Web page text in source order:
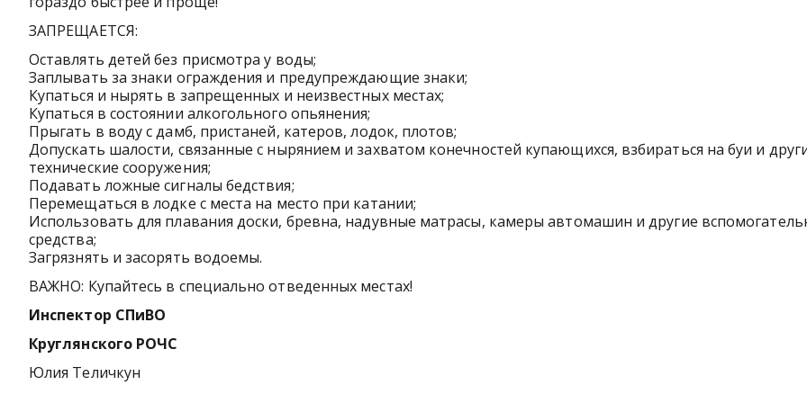
ЗАПРЕЩАЕТСЯ:
Оставлять детей без присмотра у воды;
Заплывать за знаки ограждения и предупреждающие знаки;
Купаться и нырять в запрещенных и неизвестных местах;
Купаться в состоянии алкогольного опьянения;
Прыгать в воду с дамб, пристаней, катеров, лодок, плотов;
Допускать шалости, связанные с нырянием и захватом конечностей купающихся, взбираться на буи и
технические сооружения;
Подавать ложные сигналы бедствия;
Перемещаться в лодке с места на место при катании;
Использовать для плавания доски, бревна, надувные матрасы, камеры автомашин и другие
средства;
Загрязнять и засорять водоемы.
ВАЖНО: Купайтесь в специально отведенных местах!
Инспектор СПиВО
Круглянского РОЧС
Юлия Теличкун